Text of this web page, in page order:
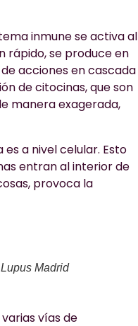
inmune se activa al
rápido, se produce en
acciones en cascada
de citocinas, que son
manera exagerada,
a nivel celular. Esto
entran al interior de
provoca la
Madrid
vías de